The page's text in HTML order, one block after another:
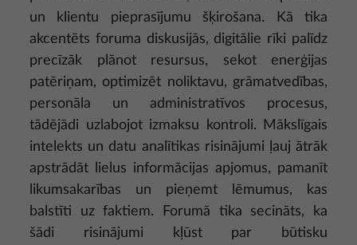
un klientu pieprasījumu šķirošana. Kā tika
akcentēts foruma diskusijās, digitālie rīki palīdz
precīzāk plānot resursus, sekot enerģijas
patēriņam, optimizēt noliktavu, grāmatvedības,
personāla un administratīvos procesus,
tādējādi uzlabojot izmaksu kontroli. Mākslīgais
intelekts un datu analītikas risinājumi ļauj ātrāk
apstrādāt lielus informācijas apjomus, pamanīt
likumsakarības un pieņemt lēmumus, kas
balstīti uz faktiem. Forumā tika secināts, ka
šādi risinājumi kļūst par būtisku